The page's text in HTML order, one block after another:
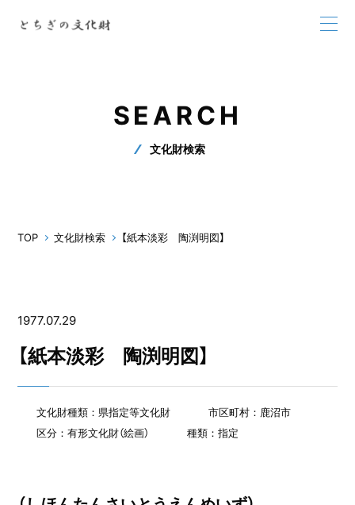
SEARCH
文化財検索
TOP 文化財検索 【紙本淡彩 陶渕明図】
1977.07.29
【紙本淡彩 陶渕明図】
文化財種類：県指定等文化財
市区町村：鹿沼市
区分：有形文化財（絵画）
種類：指定